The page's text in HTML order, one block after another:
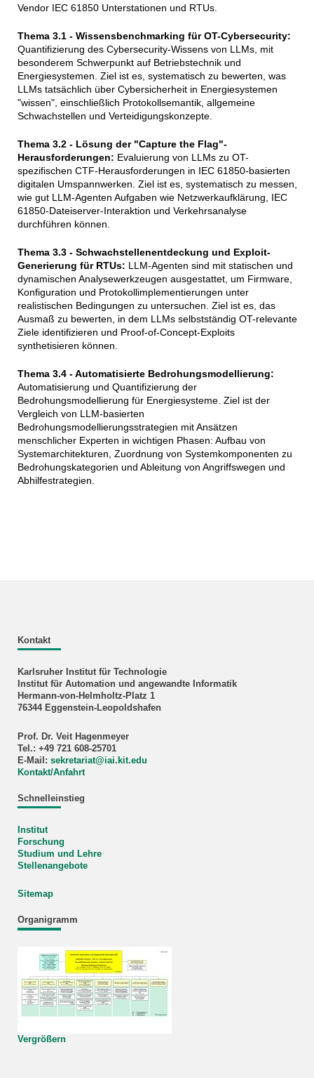
Vendor IEC 61850 Unterstationen und RTUs.
Thema 3.1 - Wissensbenchmarking für OT-Cybersecurity:
Quantifizierung des Cybersecurity-Wissens von LLMs, mit
besonderem Schwerpunkt auf Betriebstechnik und
Energiesystemen. Ziel ist es, systematisch zu bewerten, was
LLMs tatsächlich über Cybersicherheit in Energiesystemen
"wissen", einschließlich Protokollsemantik, allgemeine
Schwachstellen und Verteidigungskonzepte.
Thema 3.2 - Lösung der "Capture the Flag"-
Herausforderungen: Evaluierung von LLMs zu OT-
spezifischen CTF-Herausforderungen in IEC 61850-basierten
digitalen Umspannwerken. Ziel ist es, systematisch zu messen,
wie gut LLM-Agenten Aufgaben wie Netzwerkaufklärung, IEC
61850-Dateiserver-Interaktion und Verkehrsanalyse
durchführen können.
Thema 3.3 - Schwachstellenentdeckung und Exploit-
Generierung für RTUs: LLM-Agenten sind mit statischen und
dynamischen Analysewerkzeugen ausgestattet, um Firmware,
Konfiguration und Protokollimplementierungen unter
realistischen Bedingungen zu untersuchen. Ziel ist es, das
Ausmaß zu bewerten, in dem LLMs selbstständig OT-relevante
Ziele identifizieren und Proof-of-Concept-Exploits
synthetisieren können.
Thema 3.4 - Automatisierte Bedrohungsmodellierung:
Automatisierung und Quantifizierung der
Bedrohungsmodellierung für Energiesysteme. Ziel ist der
Vergleich von LLM-basierten
Bedrohungsmodellierungsstrategien mit Ansätzen
menschlicher Experten in wichtigen Phasen: Aufbau von
Systemarchitekturen, Zuordnung von Systemkomponenten zu
Bedrohungskategorien und Ableitung von Angriffswegen und
Abhilfestrategien.
Kontakt
Karlsruher Institut für Technologie
Institut für Automation und angewandte Informatik
Hermann-von-Helmholtz-Platz 1
76344 Eggenstein-Leopoldshafen
Prof. Dr. Veit Hagenmeyer
Tel.: +49 721 608-25701
E-Mail: sekretariat@iai.kit.edu
Kontakt/Anfahrt
Schnelleinstieg
Institut
Forschung
Studium und Lehre
Stellenangebote
Sitemap
Organigramm
Vergrößern